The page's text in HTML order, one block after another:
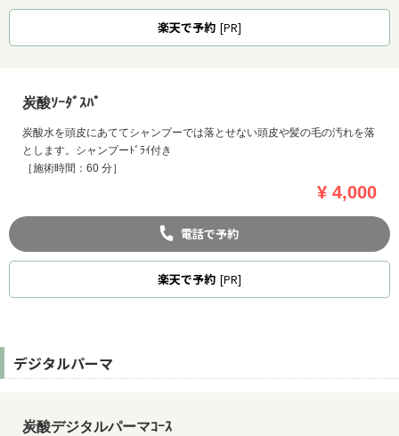
楽天で予約 [PR]
炭酸ｿｰﾀﾞｽﾊﾟ
炭酸水を頭皮にあててシャンプーでは落とせない頭皮や髪の毛の汚れを落
とします。シャンプーﾄﾞﾗｲ付き
［施術時間：60 分］
¥ 4,000
電話で予約
楽天で予約 [PR]
デジタルパーマ
炭酸デジタルパーマｺｰｽ